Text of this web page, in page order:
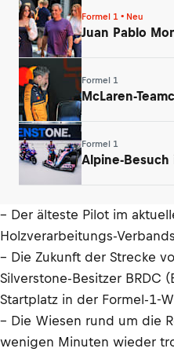
Formel 1 • Neu
Juan Pablo
Formel 1
McLaren-
Formel 1
Alpine-
– Der älteste Pilot im
Holzverarbeitungs-
– Die Zukunft der Strecke
Silverstone-Besitzer BRDC
Startplatz in der Formel-1-
– Die Wiesen rund um die
wenigen Minuten wieder